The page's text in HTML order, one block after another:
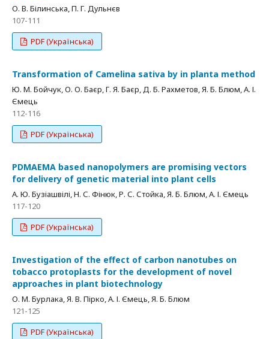
О. В. Білинська, П. Г. Дульнєв
107-111
PDF (Українська)
Transformation of Camelina sativa by in planta method
Ю. М. Бойчук, О. О. Баєр, Г. Я. Баєр, Д. Б. Рахметов, Я. Б. Блюм, А. І.
Ємець
112-116
PDF (Українська)
PDMAEMA based nanopolymers are promising vectors
for delivery of genetic material into plant cells
А. Ю. Бузіашвілі, Н. С. Фінюк, Р. С. Стойка, Я. Б. Блюм, А. І. Ємець
117-120
PDF (Українська)
Investigation of the effect of carbon nanotubes on
tobacco protoplasts for the development of novel
approaches in plant biotechnology
О. М. Бурлака, Я. В. Пірко, А. І. Ємець, Я. Б. Блюм
121-125
PDF (Українська)